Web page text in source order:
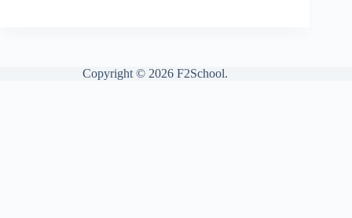
Copyright © 2026 F2School.